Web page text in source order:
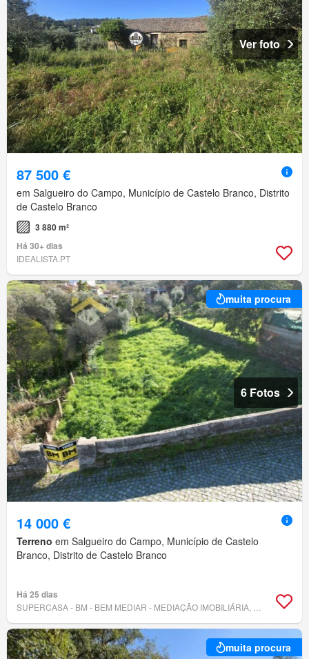
Ver foto
87 500 €
em Salgueiro do Campo, Município de Castelo Branco, Distrito
de Castelo Branco
3 880 m²
Há 30+ dias
IDEALISTA.PT
muita procura
6 Fotos
14 000 €
Terreno em Salgueiro do Campo, Município de Castelo
Branco, Distrito de Castelo Branco
Há 25 dias
muita procura